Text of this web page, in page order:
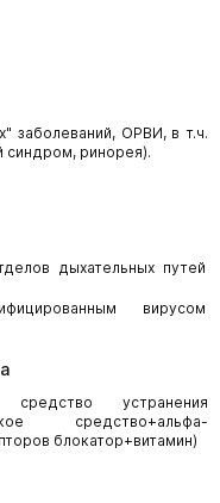
заболеваний, ОРВИ, в т.ч.
синдром, ринорея).
дыхательных путей
вирусом
устранения
средство+альфа-
блокатор+витамин)